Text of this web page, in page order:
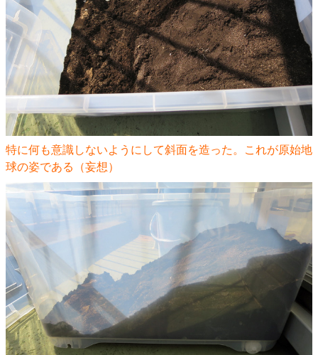
特に何も意識しないようにして斜面を造った。これが原始地
球の姿である（妄想）